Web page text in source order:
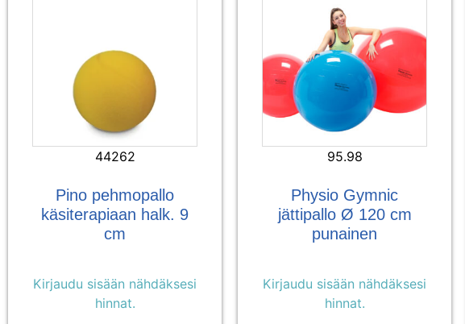
44262
Pino pehmopallo
käsiterapiaan halk. 9
cm
Kirjaudu sisään nähdäksesi
hinnat.
95.98
Physio Gymnic
jättipallo Ø 120 cm
punainen
Kirjaudu sisään nähdäksesi
hinnat.